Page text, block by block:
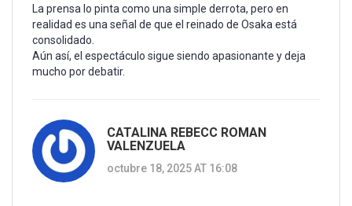
La prensa lo pinta como una simple derrota, pero en
realidad es una señal de que el reinado de Osaka está
consolidado.
Aún así, el espectáculo sigue siendo apasionante y deja
mucho por debatir.
CATALINA REBECC ROMAN
VALENZUELA
octubre 18, 2025 AT 16:08